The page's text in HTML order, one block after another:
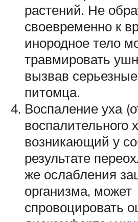
растений. Не
своевременно к
инородное тело
травмировать
вызвав
питомца.
Воспаление уха
воспалительного
возникающий у
результате
же ослабления
организма, может
спровоцировать